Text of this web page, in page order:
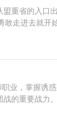
重省的入口
敢走进去就开
业，掌握诱
的重要战力